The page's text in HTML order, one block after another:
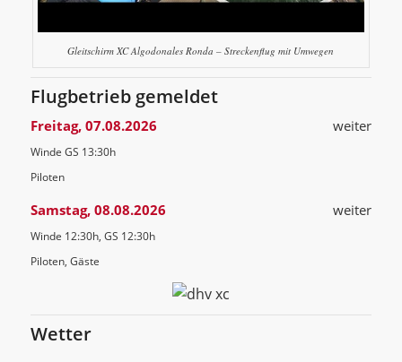
Gleitschirm XC Algodonales Ronda – Streckenflug mit Umwegen
Flugbetrieb gemeldet
Freitag, 07.08.2026 weiter
Winde GS 13:30h
Piloten
Samstag, 08.08.2026 weiter
Winde 12:30h, GS 12:30h
Piloten, Gäste
Wetter